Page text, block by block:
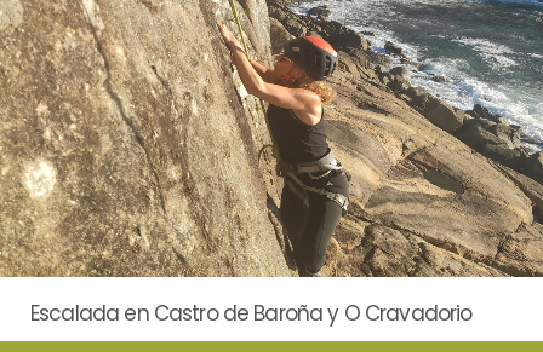
Escalada en Castro de Baroña y O Cravadorio